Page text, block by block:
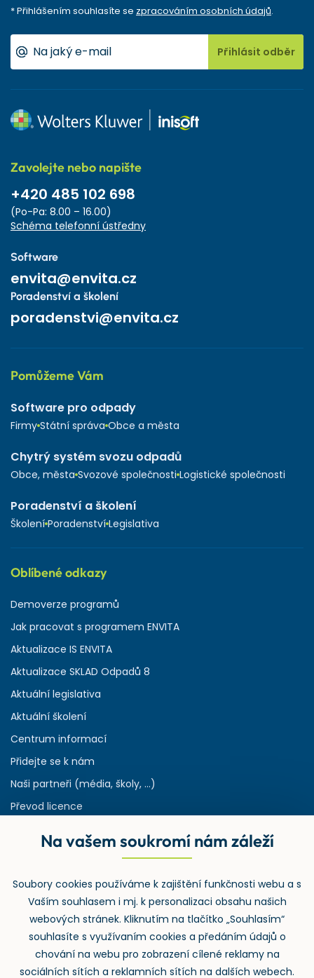
* Přihlášením souhlasíte se zpracováním osobních údajů.
Přihlásit odběr
Zavolejte nebo napište
+420 485 102 698
(Po-Pa: 8.00 – 16.00)
Schéma telefonní ústředny
Software
envita@envita.cz
Poradenství a školení
poradenstvi@envita.cz
Pomůžeme Vám
Software pro odpady
Firmy Státní správa Obce a města
Chytrý systém svozu odpadů
Obce, města Svozové společnosti Logistické společnosti
Poradenství a školení
Školení Poradenství Legislativa
Oblíbené odkazy
Demoverze programů
Jak pracovat s programem ENVITA
Aktualizace IS ENVITA
Aktualizace SKLAD Odpadů 8
Aktuální legislativa
Aktuální školení
Centrum informací
Přidejte se k nám
Naši partneři (média, školy, ...)
Převod licence
Rejstřík používaných zkratek v odpadech
Zpětný odběr
Na vašem soukromí nám záleží
Soubory cookies používáme k zajištění funkčnosti webu a s
Vaším souhlasem i mj. k personalizaci obsahu našich
webových stránek. Kliknutím na tlačítko „Souhlasím“
souhlasíte s využívaním cookies a předáním údajů o
chování na webu pro zobrazení cílené reklamy na
sociálních sítích a reklamních sítích na dalších webech.